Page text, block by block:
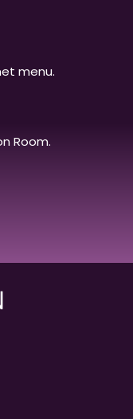
menu.
Room.